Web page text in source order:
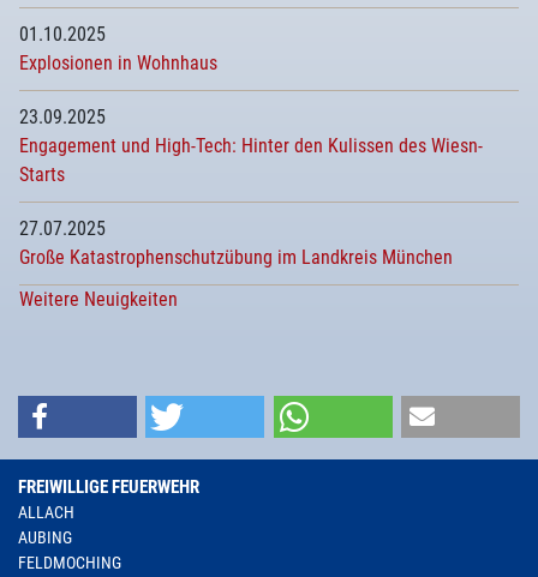
01.10.2025
Explosionen in Wohnhaus
23.09.2025
Engagement und High-Tech: Hinter den Kulissen des Wiesn-
Starts
27.07.2025
Große Katastrophenschutzübung im Landkreis München
Weitere Neuigkeiten
FREIWILLIGE FEUERWEHR
ALLACH
AUBING
FELDMOCHING